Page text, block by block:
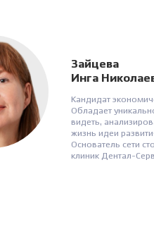
Зайцева
Инга
Кандидат
Обладает
видеть,
жизнь идеи
Основатель сети
клиник Дентал-